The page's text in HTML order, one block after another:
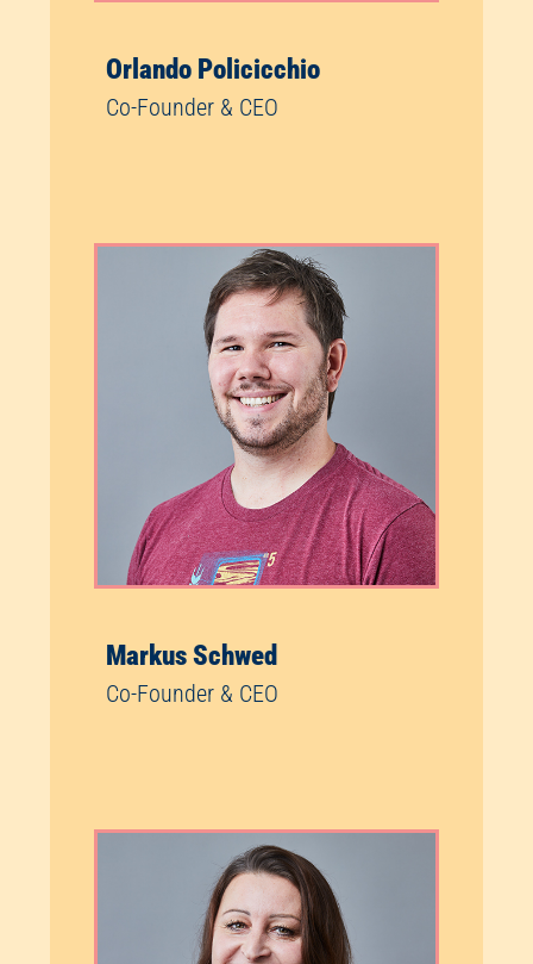
Orlando Policicchio
Co-Founder & CEO
Markus Schwed
Co-Founder & CEO